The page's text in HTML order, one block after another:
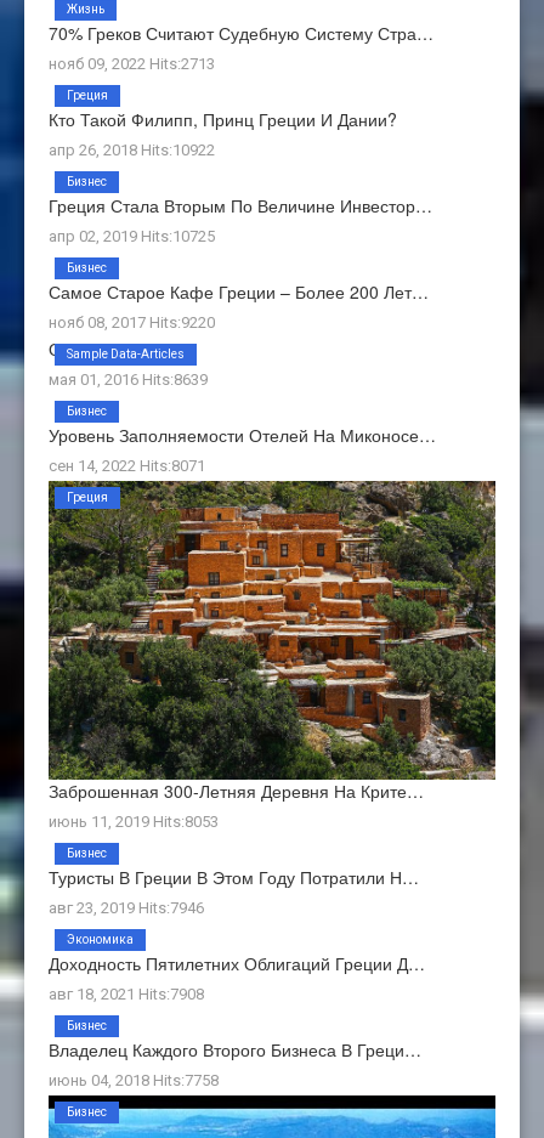
70% Греков Считают Судебную Систему Стра…
нояб 09, 2022 Hits:2713
Жизнь
Кто Такой Филипп, Принц Греции И Дании?
апр 26, 2018 Hits:10922
Греция
Греция Стала Вторым По Величине Инвестор…
апр 02, 2019 Hits:10725
Бизнес
Самое Старое Кафе Греции – Более 200 Лет…
нояб 08, 2017 Hits:9220
Бизнес
О Нас
мая 01, 2016 Hits:8639
Sample Data-Articles
Уровень Заполняемости Отелей На Миконосе…
сен 14, 2022 Hits:8071
Бизнес
Заброшенная 300-Летняя Деревня На Крите…
июнь 11, 2019 Hits:8053
Греция
Туристы В Греции В Этом Году Потратили Н…
авг 23, 2019 Hits:7946
Бизнес
Доходность Пятилетних Облигаций Греции Д…
авг 18, 2021 Hits:7908
Экономика
Владелец Каждого Второго Бизнеса В Греци…
июнь 04, 2018 Hits:7758
Бизнес
Бизнес